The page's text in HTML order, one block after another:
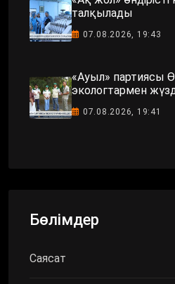
талқылады
07.08.2026, 19:43
«Ауыл» партиясы
экологтармен
07.08.2026, 19:41
Бөлімдер
Саясат